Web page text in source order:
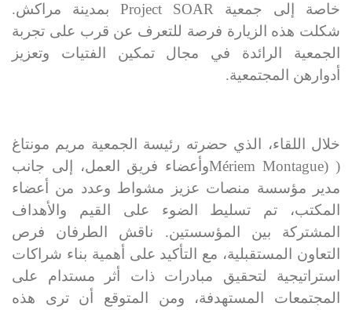
خاصة إلى جمعية Project SOAR بمدينة مراكش.
شكلت هذه الزيارة فرصة للتعرف عن قرب على تجربة
الجمعية الرائدة في مجال تمكين الفتيات وتعزيز
أدوارهن المجتمعية.
خلال اللقاء، الذي حضرته رئيسة الجمعية مريم مونتاغ
(
Mériem Montague)وأعضاء فريق العمل، إلى جانب
مدير مؤسسة منصات عزيز مشواط وعدد من أعضاء
المكتب، تم تسليط الضوء على القيم والأهداف
المشتركة بين المؤسستين. ناقش الطرفان فرص
التعاون المستقبلية، مع التأكيد على أهمية بناء شراكات
استراتيجية لتحقيق مبادرات ذات أثر مستدام على
المجتمعات المستهدفة، ومن المتوقع أن ترى هذه